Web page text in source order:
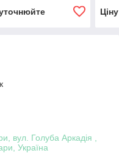
вул. Голуба Аркадія ,
Україна